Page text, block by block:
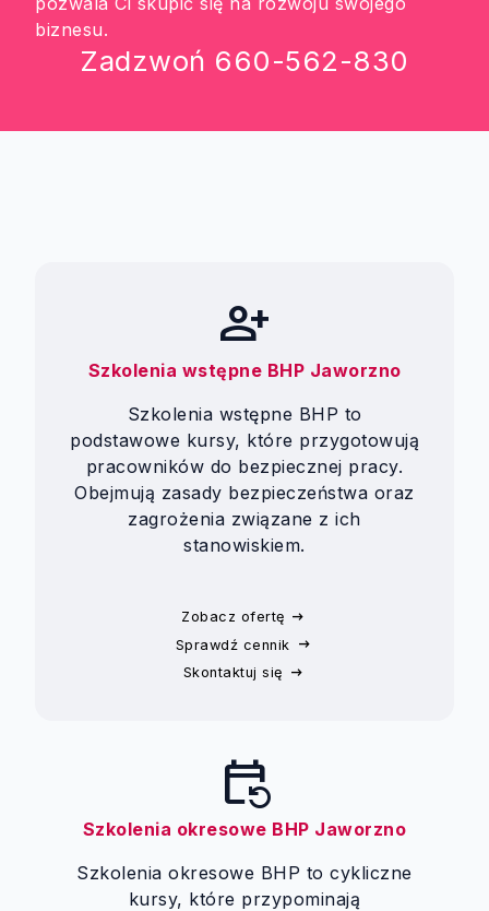
biznesu.
Zadzwoń 660-562-830
person_add
Szkolenia wstępne BHP Jaworzno
Szkolenia wstępne BHP to
podstawowe kursy, które przygotowują
pracowników do bezpiecznej pracy.
Obejmują zasady bezpieczeństwa oraz
zagrożenia związane z ich
stanowiskiem.
Zobacz ofertę
Sprawdź cennik
Skontaktuj się
event_repeat
Szkolenia okresowe BHP Jaworzno
Szkolenia okresowe BHP to cykliczne
kursy, które przypominają